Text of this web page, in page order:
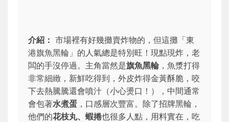
介紹： 市場裡有好幾攤賣炸物的，但這攤「東
港旗魚黑輪」的人氣總是特別旺！現點現炸，老
闆的手沒停過。主角當然是旗魚黑輪 ，魚漿打得
非常細緻，新鮮吃得到，外皮炸得金黃酥脆，咬
下去熱騰騰還會噴汁（小心燙口！），中間通常
會包著水煮蛋 ，口感層次豐富。除了招牌黑輪，
他們的花枝丸、蝦捲也很多人點，用料實在，吃